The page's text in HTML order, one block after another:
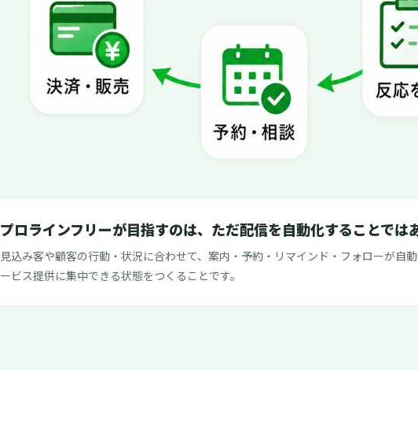
プロラインフリーが目指すのは、ただ配信を自動化することでは
見込み客や顧客の行動・状況に合わせて、案内・予約・リマインド・フォローが自
ービス提供に集中できる状態をつくることです。